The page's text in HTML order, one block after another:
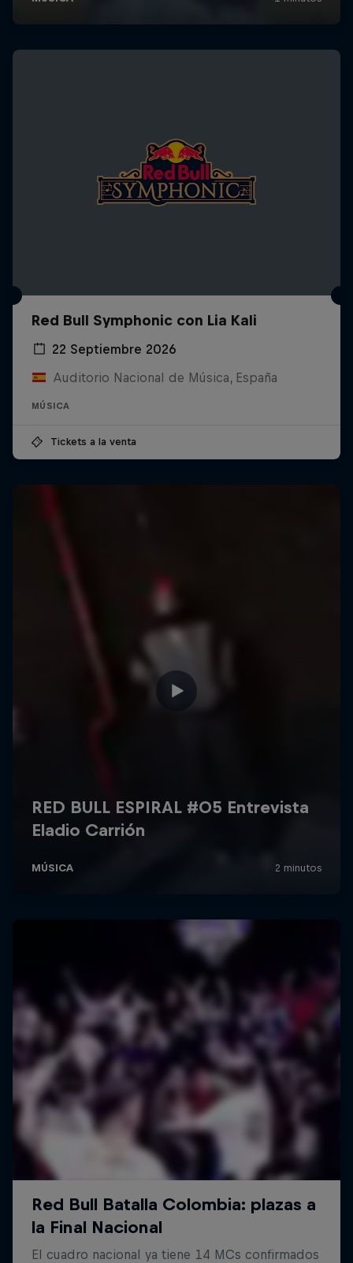
Red Bull Symphonic con Lia Kali
22 Septiembre 2026
Auditorio Nacional de Música, España
MÚSICA
Tickets a la venta